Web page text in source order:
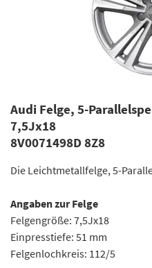
Audi Felge, 5-
7,5Jx18
8V0071498D 8Z8
Die Leichtmetallfelge, 5-
Angaben zur Felge
Felgengröße: 7,5Jx18
Einpresstiefe: 51 mm
Felgenlochkreis: 112/5